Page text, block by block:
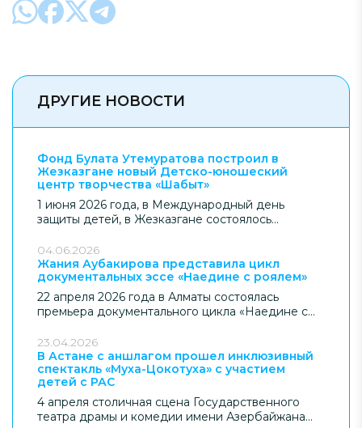
ДРУГИЕ НОВОСТИ
Фонд Булата Утемуратова построил в
Жезказгане новый Детско-юношеский
центр творчества «Шабыт»
1 июня 2026 года, в Международный день
защиты детей, в Жезказгане состоялось
юношеского центра творчества «Шабыт» –
современного образовательного пространства
для детей региона. Объект построен Фондом
Булата Утемуратова.
04.06.2026
Жания Аубакирова представила цикл
документальных эссе «Наедине с роялем»
22 апреля 2026 года в Алматы состоялась
премьера документального цикла «Наедине с
Аубакировой, посвящённого внутреннему миру
музыканта и природе исполнительского
искусства. Проект реализован при поддержке
Фонда Булата Утемуратова.
23.04.2026
В Астане с аншлагом прошел инклюзивный
спектакль «Муха-Цокотуха» с участием
детей с РАС
4 апреля столичная сцена Государственного
театра драмы и комедии имени Азербайжана